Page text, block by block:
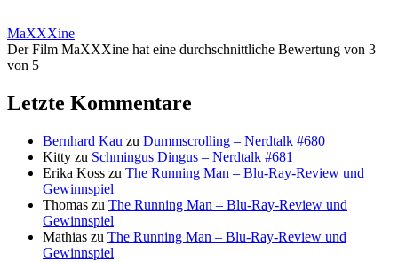
MaXXXine
Der Film MaXXXine hat eine durchschnittliche Bewertung von 3
von 5
Letzte Kommentare
Bernhard Kau zu Dummscrolling – Nerdtalk #680
Kitty zu Schmingus Dingus – Nerdtalk #681
Erika Koss zu The Running Man – Blu-Ray-Review und
Gewinnspiel
Thomas zu The Running Man – Blu-Ray-Review und
Gewinnspiel
Mathias zu The Running Man – Blu-Ray-Review und
Gewinnspiel